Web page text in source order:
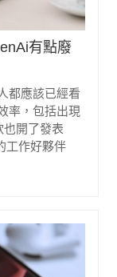
有點廢
都應該已經看
率，包括出現
也開了發表
工作好夥伴